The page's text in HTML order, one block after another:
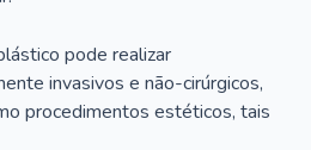
pode realizar
invasivos e não-cirúrgicos,
procedimentos estéticos, tais